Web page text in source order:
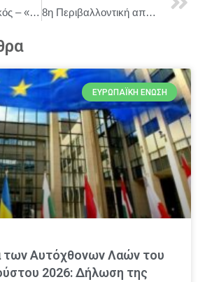
Γρηγόρης Κρητικός – «New York’s Funny Man» στο Θέατρο Ελεύθερη Έκφραση την Παρασκευή 4 Ιουλίου
8η Περιβαλλοντική απόΔραση του Ομίλου Attica στη Ρόδο
ΕΥΡΩΠΑΪΚΉ ΈΝΩΣΗ
των Αυτόχθονων Λαών του
2026: Δήλωση της